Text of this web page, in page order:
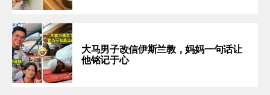
大马男子改信伊斯兰教，妈妈一句话让
他铭记于心